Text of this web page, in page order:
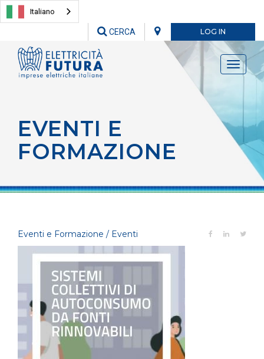
Italiano
LOG IN
CERCA
Toggle
EVENTI E
FORMAZIONE
Eventi e Formazione / Eventi